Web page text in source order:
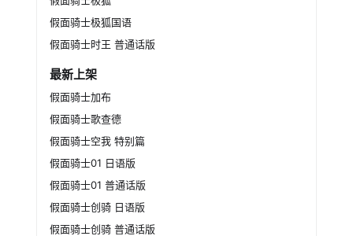
假面骑士极狐国语
假面骑士时王 普通话版
最新上架
假面骑士加布
假面骑士歌查德
假面骑士空我 特别篇
假面骑士01 日语版
假面骑士01 普通话版
假面骑士创骑 日语版
假面骑士创骑 普通话版